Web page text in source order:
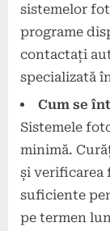
sistemelor
programe
contactați
specializată
Cum se
Sistemele
minimă.
și
suficiente
pe termen